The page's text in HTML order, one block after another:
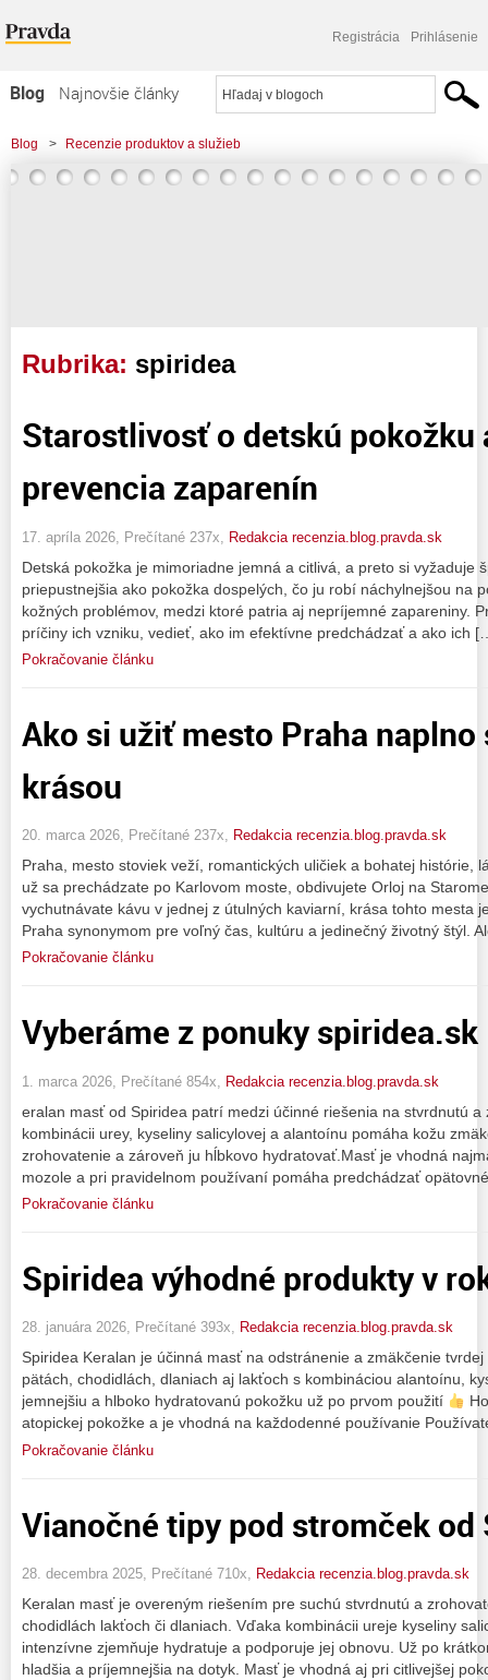
Registrácia Prihlásenie
Blog
Najnovšie články
Najčítanejšie články
Najkomentovanejšie články
Blog > Recenzie produktov a služieb
Rubrika: spiridea
Starostlivosť o detskú pokožku
prevencia zaparenín
17. apríla 2026, Prečítané 237x, Redakcia recenzia.blog.pravda.sk
Detská pokožka je mimoriadne jemná a citlivá, a preto si vyžaduje
priepustnejšia ako pokožka dospelých, čo ju robí náchylnejšou na
kožných problémov, medzi ktoré patria aj nepríjemné zapareniny.
príčiny ich vzniku, vedieť, ako im efektívne predchádzať a ako ich
Pokračovanie článku
Ako si užiť mesto Praha
krásou
20. marca 2026, Prečítané 237x, Redakcia recenzia.blog.pravda.sk
Praha, mesto stoviek veží, romantických uličiek a bohatej histórie,
už sa prechádzate po Karlovom moste, obdivujete Orloj na
vychutnávate kávu v jednej z útulných kaviarní, krása tohto mesta
Praha synonymom pre voľný čas, kultúru a jedinečný životný štýl.
Pokračovanie článku
Vyberáme z ponuky spiridea.sk
1. marca 2026, Prečítané 854x, Redakcia recenzia.blog.pravda.sk
eralan masť od Spiridea patrí medzi účinné riešenia na stvrdnutú
kombinácii urey, kyseliny salicylovej a alantoínu pomáha kožu
zrohovatenie a zároveň ju hĺbkovo hydratovať.Masť je vhodná
mozole a pri pravidelnom používaní pomáha predchádzať
Pokračovanie článku
Spiridea výhodné produkty v
28. januára 2026, Prečítané 393x, Redakcia recenzia.blog.pravda.sk
Spiridea Keralan je účinná masť na odstránenie a zmäkčenie
pätách, chodidlách, dlaniach aj lakťoch s kombináciou alantoínu,
jemnejšiu a hlboko hydratovanú pokožku už po prvom použití
atopickej pokožke a je vhodná na každodenné používanie
Pokračovanie článku
Vianočné tipy pod stromček od
28. decembra 2025, Prečítané 710x, Redakcia recenzia.blog.pravda.sk
Keralan masť je overeným riešením pre suchú stvrdnutú a
chodidlách lakťoch či dlaniach. Vďaka kombinácii ureje kyseliny
intenzívne zjemňuje hydratuje a podporuje jej obnovu. Už po
hladšia a príjemnejšia na dotyk. Masť je vhodná aj pri citlivejšej